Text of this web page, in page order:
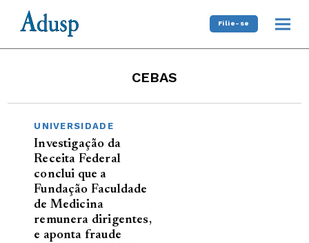
Filie-se
CEBAS
UNIVERSIDADE
Investigação da
Receita Federal
conclui que a
Fundação Faculdade
de Medicina
remunera dirigentes,
e aponta fraude